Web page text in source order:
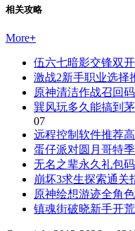
相关攻略
More+
伍六七暗影交锋双
激战2新手职业选择
原神清洁作战召回
巽风玩多久能搞到
07
远程控制软件推荐
蛋仔派对圆月哥特
无名之辈永久礼包
崩坏3求生探索通关
原神绘想游迹全角
镇魂街破晓新手开